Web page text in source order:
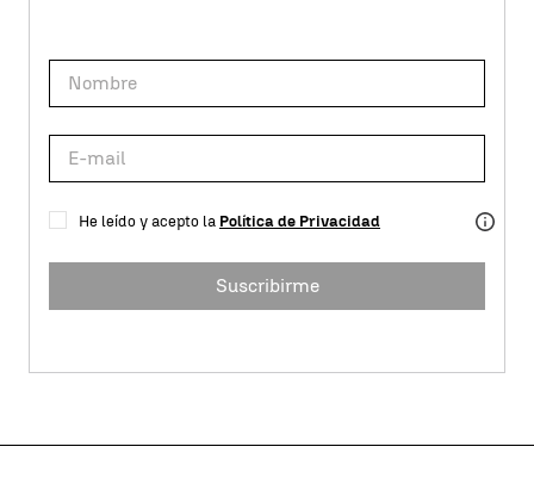
He leído y acepto la Política de Privacidad
Suscribirme